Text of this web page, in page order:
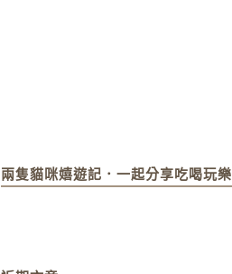
兩隻貓咪嬉遊記．一起分享吃喝玩樂